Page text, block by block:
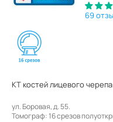
69
КТ костей лицевого черепа
ул. Боровая, д. 55.
Томограф: 16 срезов